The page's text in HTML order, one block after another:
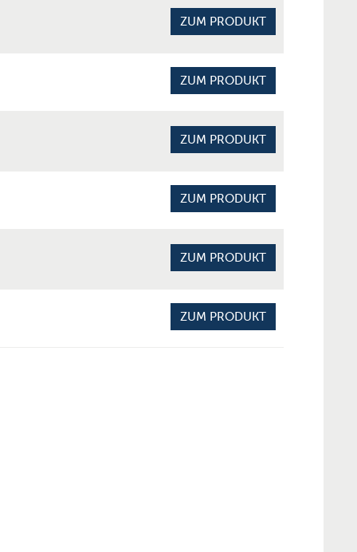
ZUM PRODUKT
ZUM PRODUKT
ZUM PRODUKT
ZUM PRODUKT
ZUM PRODUKT
ZUM PRODUKT